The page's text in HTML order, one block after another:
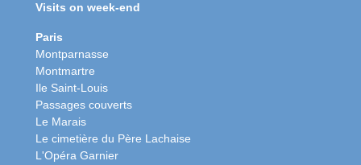
Visits on week-end
Paris
Montparnasse
Montmartre
Ile Saint-Louis
Passages couverts
Le Marais
Le cimetière du Père Lachaise
L'Opéra Garnier